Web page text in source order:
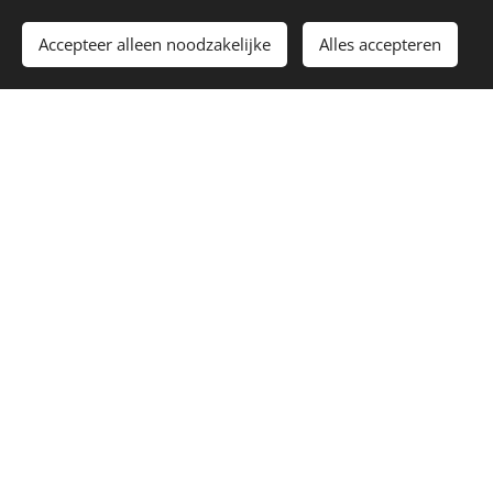
Accepteer alleen noodzakelijke Alles accepteren